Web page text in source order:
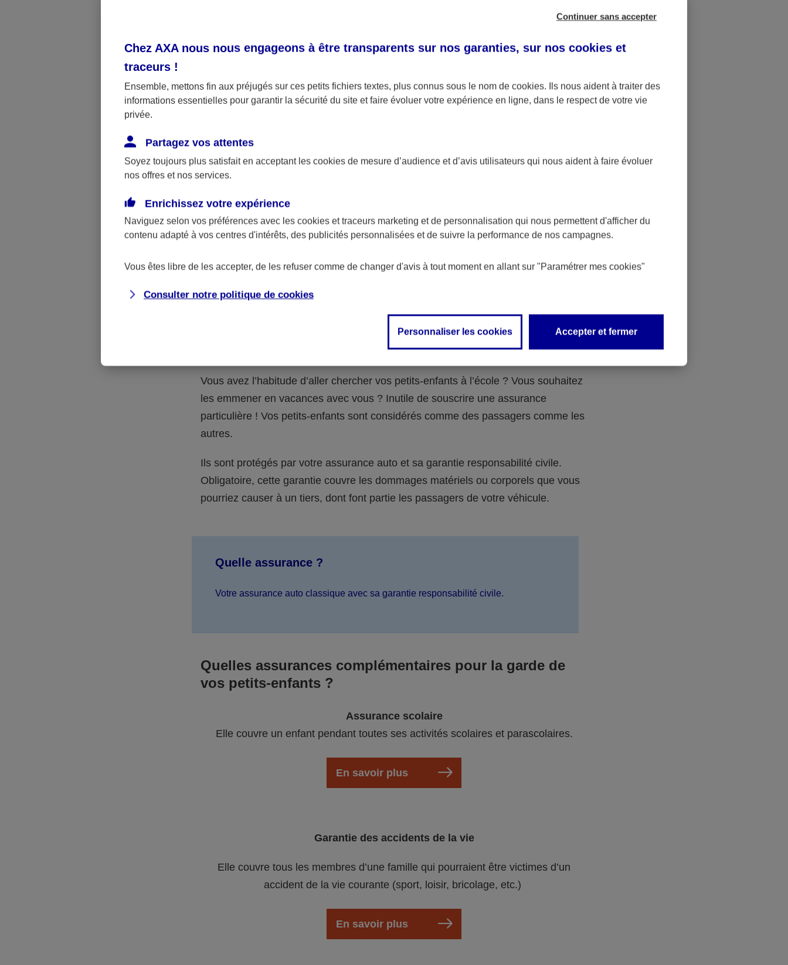
responsable. Aux yeux de la justice, le responsable est la personne ayant entrainé
médicaux et éventuelles indemnisations en guise de dommage.
Néanmoins, si aucun responsable n’a été désigné ou retrouvé pour l’accident dont
a été victime votre petit-fils ou petite-fille, seule une assurance spécifique
fonctionner.
Quelle assurance ?
La responsabilité civile de la personne désignée comme responsable de
accidents de la vie) que vous auriez souscrite pour votre famille.
Situation n°3 : vous avez un accident de voiture avec vos
Vous avez l’habitude d’aller chercher vos petits-enfants à l’école ? Vous souhaitez
les emmener en vacances avec vous ? Inutile de souscrire une assurance
particulière ! Vos petits-enfants sont considérés comme des passagers comme les
autres.
Ils sont protégés par votre assurance auto et sa garantie responsabilité civile.
Obligatoire, cette garantie couvre les dommages matériels ou corporels que vous
pourriez causer à un tiers, dont font partie les passagers de votre véhicule.
Quelle assurance ?
Votre assurance auto classique avec sa garantie responsabilité civile.
Quelles assurances complémentaires pour la garde de
vos petits-enfants ?
Assurance scolaire
Elle couvre un enfant pendant toutes ses activités scolaires et parascolaires.
En savoir plus
Garantie des accidents de la vie
Elle couvre tous les membres d’une famille qui pourraient être victimes d’un
accident de la vie courante (sport, loisir, bricolage, etc.)
En savoir plus
Continuer sans accepter
Chez AXA nous nous engageons à être transparents sur nos garanties, sur nos cookies et
traceurs !
Ensemble, mettons fin aux préjugés sur ces petits fichiers textes, plus connus sous le nom de cookies. Ils nous aident à traiter des
informations essentielles pour garantir la sécurité du site et faire évoluer votre expérience en ligne, dans le respect de votre vie
privée.
Partagez vos attentes
Soyez toujours plus satisfait en acceptant les cookies de mesure d’audience et d’avis utilisateurs qui nous aident à faire évoluer
nos offres et nos services.
Enrichissez votre expérience
Naviguez selon vos préférences avec les cookies et traceurs marketing et de personnalisation qui nous permettent d'afficher du
contenu adapté à vos centres d'intérêts, des publicités personnalisées et de suivre la performance de nos campagnes.
Vous êtes libre de les accepter, de les refuser comme de changer d'avis à tout moment en allant sur "Paramétrer mes cookies"
Consulter notre politique de cookies
Personnaliser les cookies Accepter et fermer